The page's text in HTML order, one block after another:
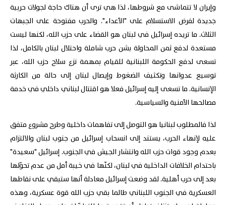
وإيران لا تتماشى مع شروطها، لذا هي ترى أن هناك حاجة لجولات حربية
جديدة لفرض الاستسلام على "الأعداء". والحرب مفتوحة على الجبهات
الثلاث. ما تريده إسرائيل في لبنان هو القضاء على حزب الله، لكنها ليست
مستعدة لدفع ثمن المحاولة بشن حرب شاملة واحتلال لبنان بالكامل، لذا
تسعى لدفع الحكومة اللبنانية للقيام بمهمة نزع سلاح حزب الله، عبر
توسيع عدوانها وتكثيف الضغوط وإيصال لبنان إلى حالة من الكارثة
الإنسانية. ما تسعى إليه إسرائيل فعلا هو اقتتال لبناني داخلي في خدمة
مصالحها الأمنية والسياسية.
لذا فالمطلوب لبنانيا هو التوصل إلى تفاهمات داخلية وطرح مشروع متفق
عليه لإنهاء الحرب، يستند إلى انسحاب إسرائيل من جنوب لبنان والالتزام
بعدم وجود قوات حزب الله وانتشار الجيش في الجنوب. إسرائيل "سعيدة"
باحتدام الخلافات الداخلية في لبنان، لكنّها في خيبة أمل من عدم تحوّلها
بعد إلى حرب أهلية. لقد وضعت إسرائيل معادلة أنها ستبقي على نقاطها
العسكرية في الجنوب اللبناني طالما بقي حزب الله قوة عسكرية، وهذه